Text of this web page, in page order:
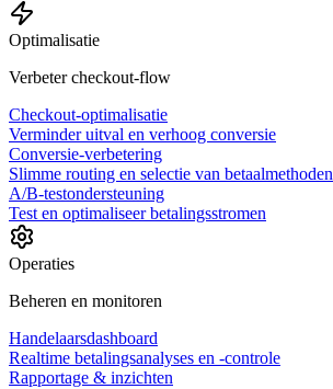
Optimalisatie
Verbeter checkout-flow
Checkout-optimalisatie
Verminder uitval en verhoog conversie
Conversie-verbetering
Slimme routing en selectie van betaalmethoden
A/B-testondersteuning
Test en optimaliseer betalingsstromen
Operaties
Beheren en monitoren
Handelaarsdashboard
Realtime betalingsanalyses en -controle
Rapportage & inzichten